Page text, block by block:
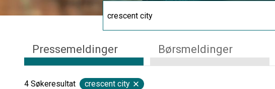
Pressemeldinger Børsmeldinger
4 Søkeresultat crescent city